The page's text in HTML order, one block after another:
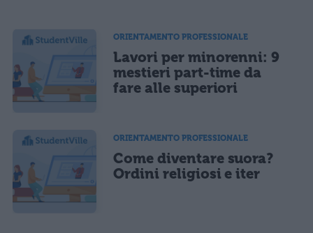
ORIENTAMENTO PROFESSIONALE
Lavori per minorenni: 9
mestieri part-time da
fare alle superiori
ORIENTAMENTO PROFESSIONALE
Come diventare suora?
Ordini religiosi e iter